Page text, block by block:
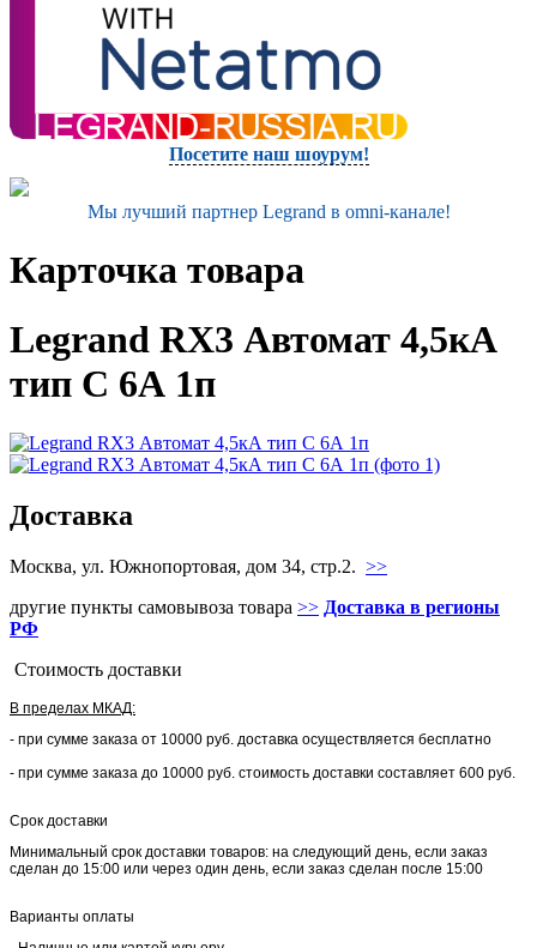
Посетите наш шоурум!
Мы лучший партнер Legrand в omni-канале!
Карточка товара
Legrand RX3 Автомат 4,5кА
тип С 6А 1п
Доставка
Москва, ул. Южнопортовая, дом 34, стр.2. >>
другие пункты самовывоза товара >> Доставка в регионы
РФ
Стоимость доставки
В пределах МКАД:
- при сумме заказа от 10000 руб. доставка осуществляется бесплатно
- при сумме заказа до 10000 руб. стоимость доставки составляет 600 руб.
Срок доставки
Минимальный срок доставки товаров: на следующий день, если заказ
сделан до 15:00 или через один день, если заказ сделан после 15:00
Варианты оплаты